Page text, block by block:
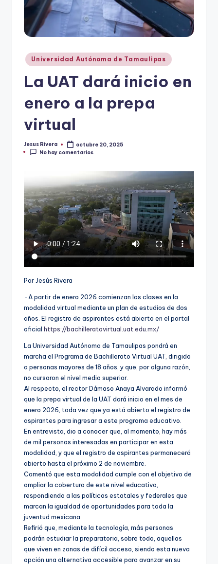
Publicado
en
Universidad Autónoma de Tamaulipas
La UAT dará inicio en
enero a la prepa
virtual
Publicado
por
Jesus Rivera
octubre 20, 2025
No hay comentarios
Por Jesús Rivera
-A partir de enero 2026 comienzan las clases en la
modalidad virtual mediante un plan de estudios de dos
años. El registro de aspirantes está abierto en el portal
oficial https://bachilleratovirtual.uat.edu.mx/
La Universidad Autónoma de Tamaulipas pondrá en
marcha el Programa de Bachillerato Virtual UAT, dirigido
a personas mayores de 18 años, y que, por alguna razón,
no cursaron el nivel medio superior.
Al respecto, el rector Dámaso Anaya Alvarado informó
que la prepa virtual de la UAT dará inicio en el mes de
enero 2026, toda vez que ya está abierto el registro de
aspirantes para ingresar a este programa educativo.
En entrevista, dio a conocer que, al momento, hay más
de mil personas interesadas en participar en esta
modalidad, y que el registro de aspirantes permanecerá
abierto hasta el próximo 2 de noviembre.
Comentó que esta modalidad cumple con el objetivo de
ampliar la cobertura de este nivel educativo,
respondiendo a las políticas estatales y federales que
marcan la igualdad de oportunidades para toda la
juventud mexicana.
Refirió que, mediante la tecnología, más personas
podrán estudiar la preparatoria, sobre todo, aquellas
que viven en zonas de difícil acceso, siendo esta nueva
opción una alternativa accesible para avanzar en su